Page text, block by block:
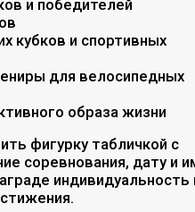
и победителей
кубков и спортивных
для велосипедных
образа жизни
фигурку табличкой с
соревнования, дату и
индивидуальность